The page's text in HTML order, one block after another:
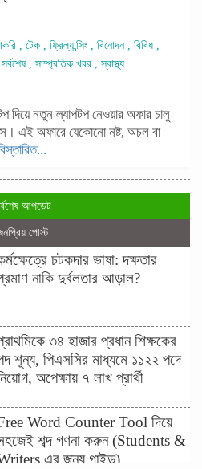
, টেক , ফ্রিল্যান্সিং , বিনোদন, বিবিধ,
সর্বশেষ, সাম্প্রতিক খবর ,স্বাস্থ্য
দিয়ে নতুন ল্যাপটপ নেওয়ার অফার চালু
এই অফারে যেকোনো নষ্ট, অচল বা
আপডেট
পোস্ট
চটকদার ভাষা: দক্ষতার
নাকি দুর্বলতার আড়াল?
৩৪ হাজার প্রধান শিক্ষকের
শূন্য, পিএসসির মাধ্যমে ১১২২ পদে
অপেক্ষায় ৭ লাখ প্রার্থী
Word Counter Tool দিয়ে
শব্দ গণনা করুন (Students &
এর জন্য গাইড)